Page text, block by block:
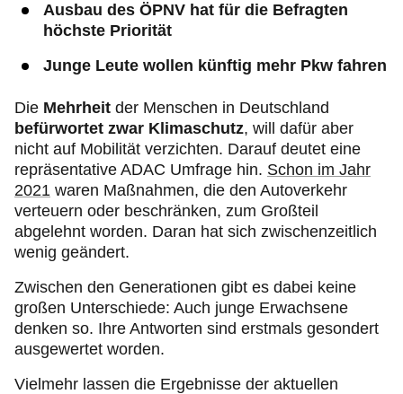
Ausbau des ÖPNV hat für die Befragten
höchste Priorität
Junge Leute wollen künftig mehr Pkw fahren
Die Mehrheit der Menschen in Deutschland
befürwortet zwar Klimaschutz, will dafür aber
nicht auf Mobilität verzichten. Darauf deutet eine
repräsentative ADAC Umfrage hin. Schon im Jahr
2021 waren Maßnahmen, die den Autoverkehr
verteuern oder beschränken, zum Großteil
abgelehnt worden. Daran hat sich zwischenzeitlich
wenig geändert.
Zwischen den Generationen gibt es dabei keine
großen Unterschiede: Auch junge Erwachsene
denken so. Ihre Antworten sind erstmals gesondert
ausgewertet worden.
Vielmehr lassen die Ergebnisse der aktuellen